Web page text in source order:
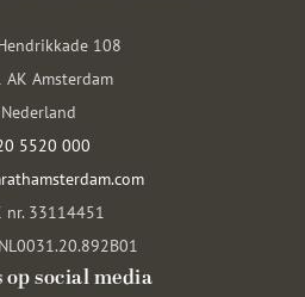
108
AK Amsterdam
Nederland
5520 000
nr. 33114451
op social media